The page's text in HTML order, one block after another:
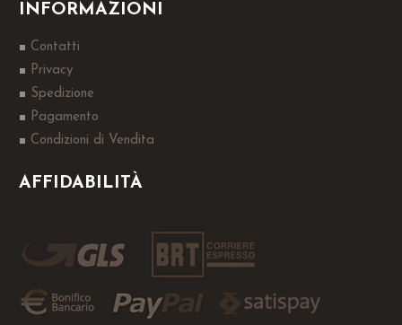
INFORMAZIONI
Contatti
Privacy
Spedizione
Pagamento
Condizioni di Vendita
AFFIDABILITÀ